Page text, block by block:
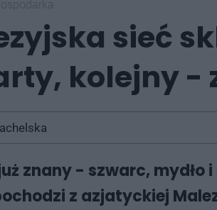
sieć
kolejny -
znany - szwarc, mydło
z azjatyckiej